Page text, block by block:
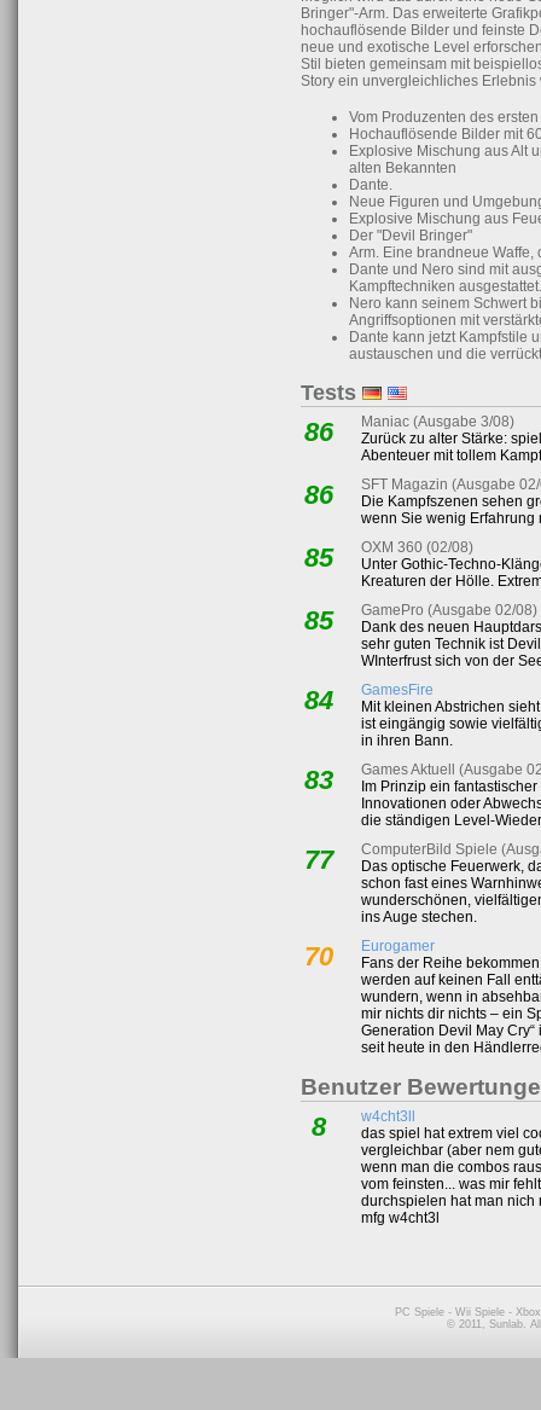
Bringer"-Arm. Das erweiterte
hochauflösende Bilder und feinste
neue und exotische Level
Stil bieten gemeinsam mit
Story ein unvergleichliches
Vom Produzenten des
Hochauflösende Bilder mit
Explosive Mischung aus Alt
alten Bekannten
Dante.
Neue Figuren und
Explosive Mischung aus
Der "Devil Bringer"
Arm. Eine brandneue
Dante und Nero sind mit
Kampftechniken ausgestattet.
Nero kann seinem Schwert
Angriffsoptionen mit
Dante kann jetzt Kampfstile
austauschen und die
Tests
86
Maniac (Ausgabe 3/08)
Zurück zu alter Stärke:
Abenteuer mit tollem
86
SFT Magazin (Ausgabe
Die Kampfszenen sehen
wenn Sie wenig Erfahrung
85
OXM 360 (02/08)
Unter Gothic-Techno-
Kreaturen der Hölle.
85
GamePro (Ausgabe 02/08)
Dank des neuen
sehr guten Technik ist
WInterfrust sich von der
84
GamesFire
Mit kleinen Abstrichen
ist eingängig sowie
in ihren Bann.
83
Games Aktuell (Ausgabe
Im Prinzip ein
Innovationen oder
die ständigen Level-
77
ComputerBild Spiele
Das optische Feuerwerk,
schon fast eines
wunderschönen,
ins Auge stechen.
70
Eurogamer
Fans der Reihe
werden auf keinen Fall
wundern, wenn in
mir nichts dir nichts – ein
Generation Devil May
seit heute in den
Benutzer
8
w4cht3ll
das spiel hat extrem viel
vergleichbar (aber nem
wenn man die combos
vom feinsten... was mir
durchspielen hat man nich
mfg w4cht3l
PC Spiele -Wii Spiele -
© 2011, Sunlab.